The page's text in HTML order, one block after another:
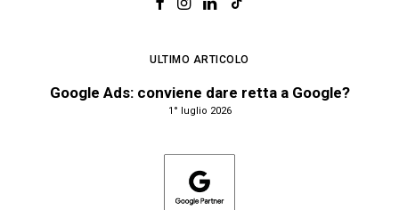
ULTIMO ARTICOLO
Google Ads: conviene dare retta a Google?
1° luglio 2026